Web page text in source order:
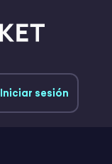
Iniciar sesión